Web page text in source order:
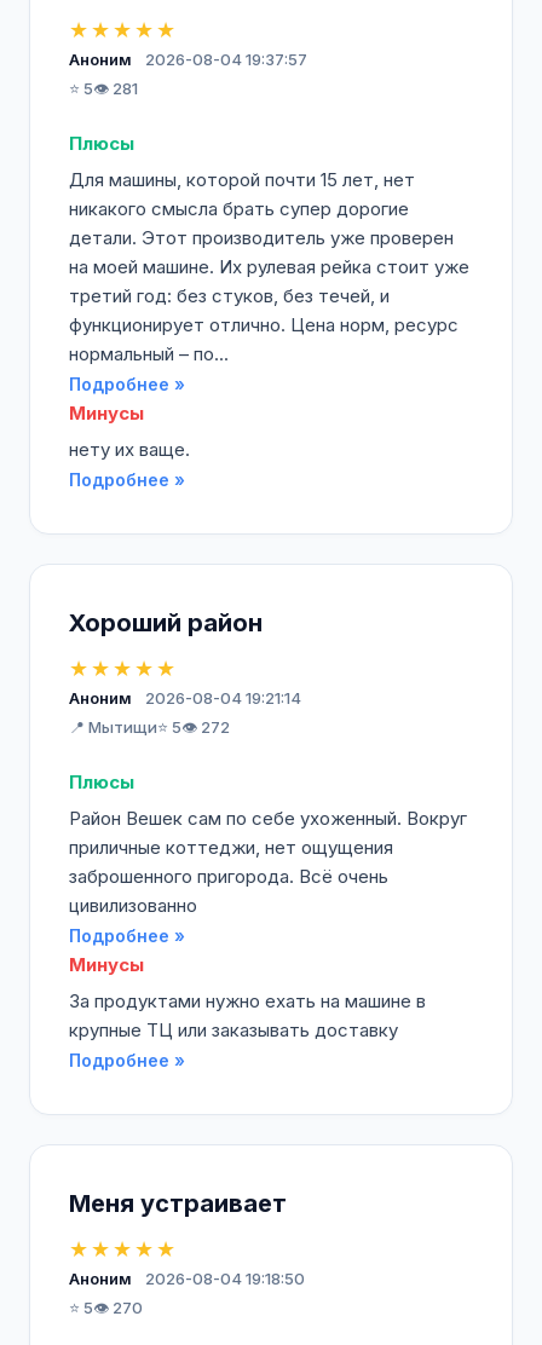
★★★★★
Аноним
2026-08-04 19:37:57
⭐ 5👁️ 281
Плюсы
Для машины, которой почти 15 лет, нет
никакого смысла брать супер дорогие
детали. Этот производитель уже проверен
на моей машине. Их рулевая рейка стоит уже
третий год: без стуков, без течей, и
функционирует отлично. Цена норм, ресурс
нормальный – по...
Подробнее »
Минусы
нету их ваще.
Подробнее »
Хороший район
★★★★★
Аноним
2026-08-04 19:21:14
📍 Мытищи⭐ 5👁️ 272
Плюсы
Район Вешек сам по себе ухоженный. Вокруг
приличные коттеджи, нет ощущения
заброшенного пригорода. Всё очень
цивилизованно
Подробнее »
Минусы
За продуктами нужно ехать на машине в
крупные ТЦ или заказывать доставку
Подробнее »
Меня устраивает
★★★★★
Аноним
2026-08-04 19:18:50
⭐ 5👁️ 270